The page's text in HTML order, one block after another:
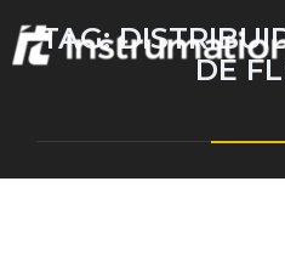
TAG:
DE